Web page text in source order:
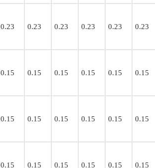
0.23 0.23 0.23 0.23 0.23 0.23
0.15 0.15 0.15 0.15 0.15 0.15
0.15 0.15 0.15 0.15 0.15 0.15
0.15 0.15 0.15 0.15 0.15 0.15